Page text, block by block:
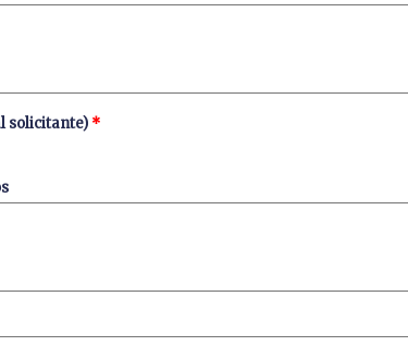
solicitante) *